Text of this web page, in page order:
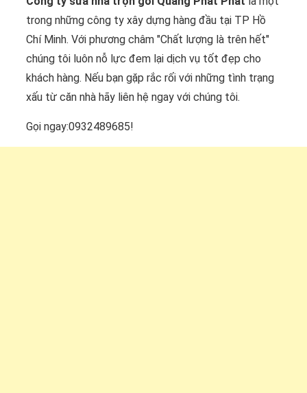
trong những công ty xây dựng hàng đầu tại TP Hồ
Chí Minh. Với phương châm "Chất lượng là trên hết"
chúng tôi luôn nỗ lực đem lại dịch vụ tốt đẹp cho
khách hàng. Nếu bạn gặp rắc rối với những tình trạng
xấu từ căn nhà hãy liên hệ ngay với chúng tôi.
Gọi ngay:0932489685!